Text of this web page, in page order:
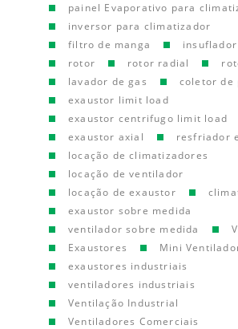
painel Evaporativo para
inversor para climatizador
filtro de manga
rotor
rotor radial
lavador de gas
coletor de
exaustor limit load
exaustor centrifugo limit load
exaustor axial
resfriador
locação de climatizadores
locação de ventilador
locação de exaustor
exaustor sobre medida
ventilador sobre medida
Exaustores
Mini
exaustores industriais
ventiladores industriais
Ventilação Industrial
Ventiladores Comerciais